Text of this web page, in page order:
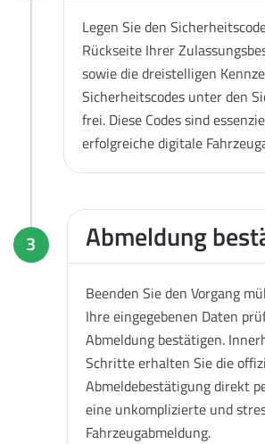
Legen Sie den
Rückseite Ihrer
sowie die dreistelligen
Sicherheitscodes unter den
frei. Diese Codes sind
erfolgreiche digitale
3 Abmeldung
Beenden Sie den Vorgang
Ihre eingegebenen Daten
Abmeldung bestätigen.
Schritte erhalten Sie die
Abmeldebestätigung direkt
eine unkomplizierte und
Fahrzeugabmeldung.